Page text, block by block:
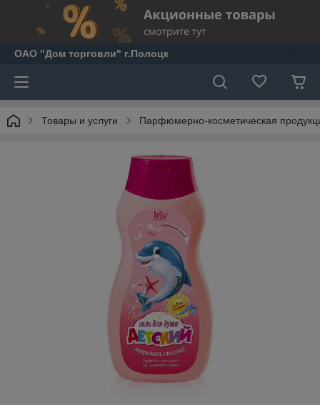
ОАО "Дом торговли" г.Полоцк
Товары и услуги Парфюмерно-косметическая